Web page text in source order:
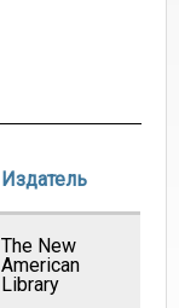
Издатель
The New
American
Library